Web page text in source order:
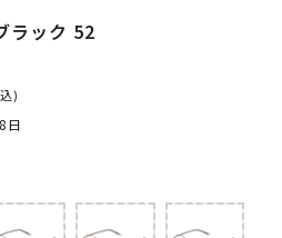
ック 52
)
日